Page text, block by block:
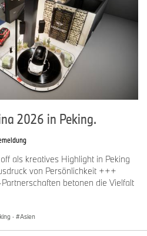
2026 in Peking.
als kreatives Highlight in Peking
von Persönlichkeit +++
betonen die Vielfalt
· Asien